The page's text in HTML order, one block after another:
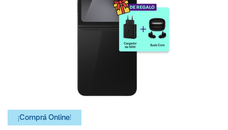
¡Comprá Online!